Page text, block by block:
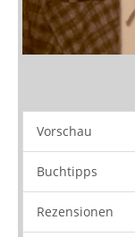
Buchtipps
Rezensionen
Medien